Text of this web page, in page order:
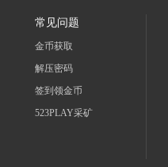
常见问题
金币获取
解压密码
签到领金币
523PLAY采矿